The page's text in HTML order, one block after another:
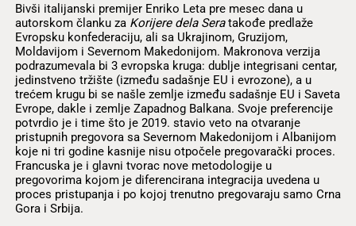
Bivši italijanski premijer Enriko Leta pre mesec dana u
autorskom članku za Korijere dela Seratakođe predlaže
Evropsku konfederaciju, ali sa Ukrajinom, Gruzijom,
Moldavijom i Severnom Makedonijom. Makronova verzija
podrazumevala bi 3 evropska kruga: dublje integrisani centar,
jedinstveno tržište (između sadašnje EU i evrozone), a u
trećem krugu bi se našle zemlje između sadašnje EU i Saveta
Evrope, dakle i zemlje Zapadnog Balkana. Svoje preferencije
potvrdio je i time što je 2019. stavio veto na otvaranje
pristupnih pregovora sa Severnom Makedonijom i Albanijom
koje ni tri godine kasnije nisu otpočele pregovarački proces.
Francuska je i glavni tvorac nove metodologije u
pregovorima kojom je diferencirana integracija uvedena u
proces pristupanja i po kojoj trenutno pregovaraju samo Crna
Gora i Srbija.